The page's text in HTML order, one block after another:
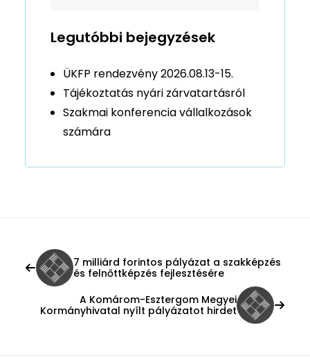
Legutóbbi bejegyzések
ÜKFP rendezvény 2026.08.13-15.
Tájékoztatás nyári zárvatartásról
Szakmai konferencia vállalkozások
számára
7 milliárd forintos pályázat a szakképzés
és felnőttképzés fejlesztésére
A Komárom-Esztergom Megyei
Kormányhivatal nyílt pályázatot hirdet